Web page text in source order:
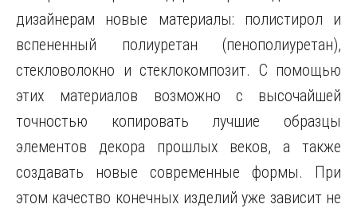
дизайнерам новые материалы: полистирол и
вспененный полиуретан (пенополиуретан),
стекловолокно и стеклокомпозит. С помощью
этих материалов возможно с высочайшей
точностью копировать лучшие образцы
элементов декора прошлых веков, а также
создавать новые современные формы. При
этом качество конечных изделий уже зависит не